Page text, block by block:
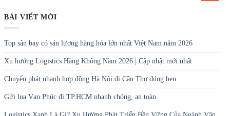
BÀI VIẾT MỚI
Top sân bay có sản lượng hàng hóa lớn nhất Việt Nam năm 2026
Xu hướng Logistics Hàng Không Năm 2026 | Cập nhật mới nhất
Chuyển phát nhanh hợp đồng Hà Nội đi Cần Thơ đúng hẹn
Gửi lụa Vạn Phúc đi TP.HCM nhanh chóng, an toàn